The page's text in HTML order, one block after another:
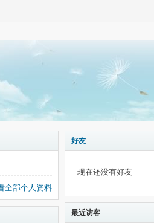
全部个人资料
好友
现在还没有好友
最近访客